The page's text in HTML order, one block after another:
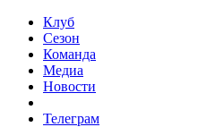
Клуб
Сезон
Команда
Медиа
Новости
Телеграм